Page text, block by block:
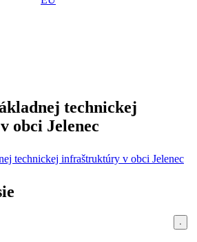
technickej
obci Jelenec